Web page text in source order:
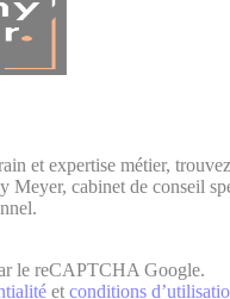
et expertise métier,
Meyer, cabinet de conseil
le reCAPTCHA Google.
et conditions